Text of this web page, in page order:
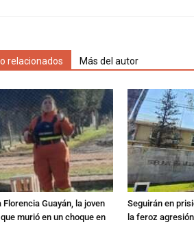
relacionados Más del autor
Florencia Guayán, la joven
murió en un choque en
Seguirán en
la feroz